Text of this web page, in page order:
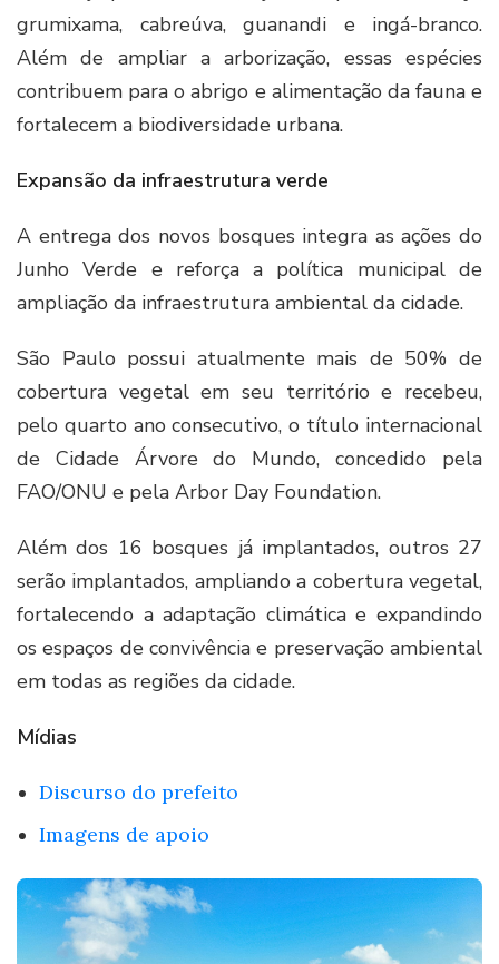
grumixama, cabreúva, guanandi e ingá-branco.
Além de ampliar a arborização, essas espécies
contribuem para o abrigo e alimentação da fauna e
fortalecem a biodiversidade urbana.
Expansão da infraestrutura verde
A entrega dos novos bosques integra as ações do
Junho Verde e reforça a política municipal de
ampliação da infraestrutura ambiental da cidade.
São Paulo possui atualmente mais de 50% de
cobertura vegetal em seu território e recebeu,
pelo quarto ano consecutivo, o título internacional
de Cidade Árvore do Mundo, concedido pela
FAO/ONU e pela Arbor Day Foundation.
Além dos 16 bosques já implantados, outros 27
serão implantados, ampliando a cobertura vegetal,
fortalecendo a adaptação climática e expandindo
os espaços de convivência e preservação ambiental
em todas as regiões da cidade.
Mídias
Discurso do prefeito
Imagens de apoio